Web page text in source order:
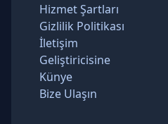
Hizmet Şartları
Gizlilik Politikası
İletişim
Geliştiricisine
Künye
Bize Ulaşın